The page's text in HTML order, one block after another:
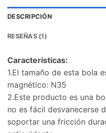
DESCRIPCIÓN
RESEÑAS (1)
Características:
1.El tamaño de esta bola
magnético: N35
2.Este producto es una
no es fácil desvanecerse
soportar una fricción